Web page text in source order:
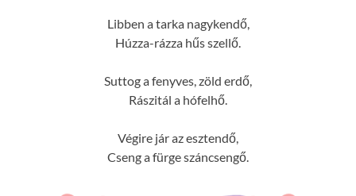
Libben a tarka nagykendő,
Húzza-rázza hűs szellő.
Suttog a fenyves, zöld erdő,
Rászitál a hófelhő.
Végire jár az esztendő,
Cseng a fürge száncsengő.